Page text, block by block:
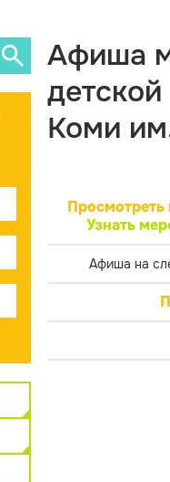
Афиша
Коми
Просмотреть
Узнать
Афиша на